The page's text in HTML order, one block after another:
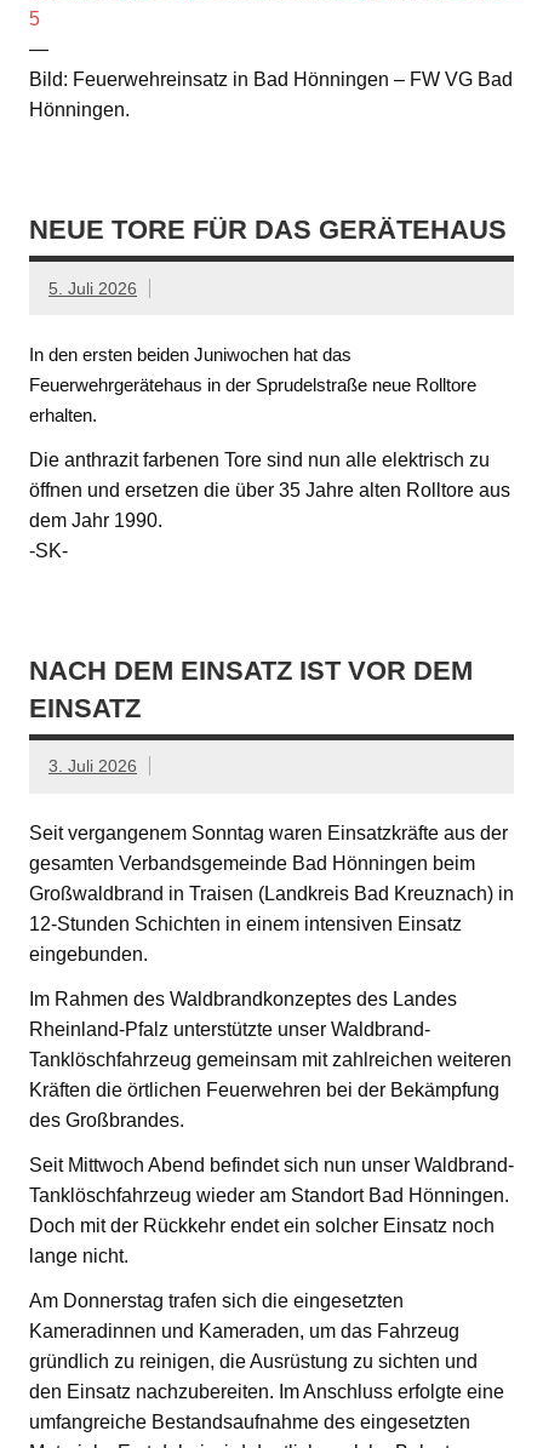
5
—
Bild: Feuerwehreinsatz in Bad Hönningen – FW VG Bad
Hönningen.
NEUE TORE FÜR DAS GERÄTEHAUS
5. Juli 2026
In den ersten beiden Juniwochen hat das
Feuerwehrgerätehaus in der Sprudelstraße neue Rolltore
erhalten.
Die anthrazit farbenen Tore sind nun alle elektrisch zu
öffnen und ersetzen die über 35 Jahre alten Rolltore aus
dem Jahr 1990.
-SK-
NACH DEM EINSATZ IST VOR DEM
EINSATZ
3. Juli 2026
Seit vergangenem Sonntag waren Einsatzkräfte aus der
gesamten Verbandsgemeinde Bad Hönningen beim
Großwaldbrand in Traisen (Landkreis Bad Kreuznach) in
12-Stunden Schichten in einem intensiven Einsatz
eingebunden.
Im Rahmen des Waldbrandkonzeptes des Landes
Rheinland-Pfalz unterstützte unser Waldbrand-
Tanklöschfahrzeug gemeinsam mit zahlreichen weiteren
Kräften die örtlichen Feuerwehren bei der Bekämpfung
des Großbrandes.
Seit Mittwoch Abend befindet sich nun unser Waldbrand-
Tanklöschfahrzeug wieder am Standort Bad Hönningen.
Doch mit der Rückkehr endet ein solcher Einsatz noch
lange nicht.
Am Donnerstag trafen sich die eingesetzten
Kameradinnen und Kameraden, um das Fahrzeug
gründlich zu reinigen, die Ausrüstung zu sichten und
den Einsatz nachzubereiten. Im Anschluss erfolgte eine
umfangreiche Bestandsaufnahme des eingesetzten